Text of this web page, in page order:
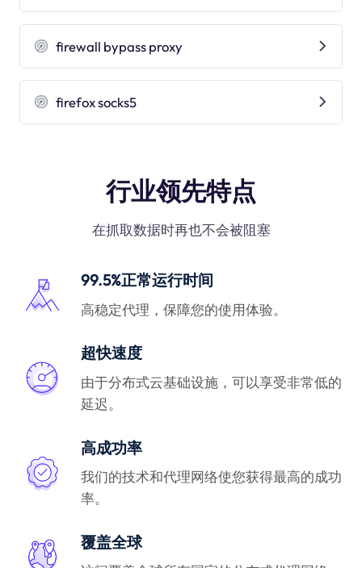
firewall bypass proxy
firefox socks5
行业领先特点
在抓取数据时再也不会被阻塞
99.5%正常运行时间
高稳定代理，保障您的使用体验。
超快速度
由于分布式云基础设施，可以享受非常低的
延迟。
高成功率
我们的技术和代理网络使您获得最高的成功
率。
覆盖全球